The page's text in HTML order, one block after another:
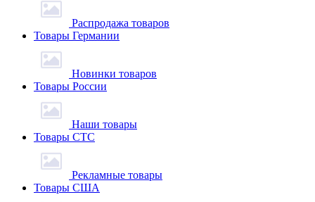
Распродажа товаров
Товары Германии
Новинки товаров
Товары России
Наши товары
Товары СТС
Рекламные товары
Товары США